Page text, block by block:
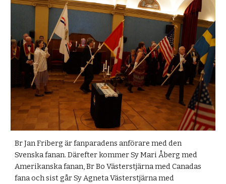
Br Jan Friberg är fanparadens anförare med den
Svenska fanan. Därefter kommer Sy Mari Åberg med
Amerikanska fanan, Br Bo Västerstjärna med Canadas
fana och sist går Sy Agneta Västerstjärna med